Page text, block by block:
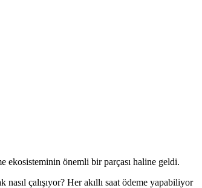
ekosisteminin önemli bir parçası haline geldi.
çalışıyor? Her akıllı saat ödeme yapabiliyor